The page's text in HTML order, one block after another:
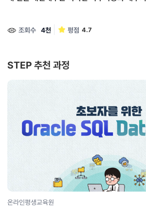
조회수 4천 평점 4.7
STEP 추천 과정
온라인평생교육원